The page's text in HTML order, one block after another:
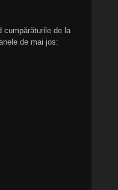
cumpărăturile de la
de mai jos: